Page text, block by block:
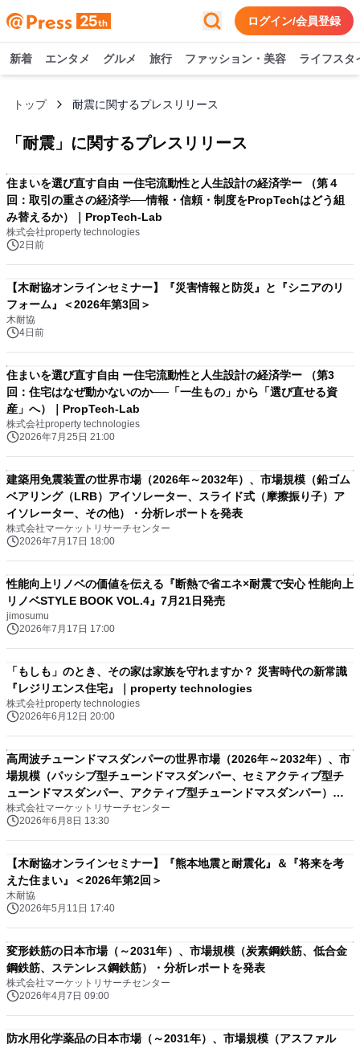
ログイン/会員登録
新着 エンタメ グルメ 旅行 ファッション・美容 ライフスタ
トップ 耐震に関するプレスリリース
「 耐震 」に関するプレスリリース
住まいを選び直す自由 ー住宅流動性と人生設計の経済学ー （第４
回：取引の重さの経済学──情報・信頼・制度をPropTechはどう組
み替えるか）｜PropTech-Lab
株式会社property technologies
2日前
【木耐協オンラインセミナー】『災害情報と防災』と『シニアのリ
フォーム』＜2026年第3回＞
木耐協
4日前
住まいを選び直す自由 ー住宅流動性と人生設計の経済学ー （第3
回：住宅はなぜ動かないのか──「一生もの」から「選び直せる資
産」へ）｜PropTech-Lab
株式会社property technologies
2026年7月25日 21:00
建築用免震装置の世界市場（2026年～2032年）、市場規模（鉛ゴム
ベアリング（LRB）アイソレーター、スライド式（摩擦振り子）ア
イソレーター、その他）・分析レポートを発表
株式会社マーケットリサーチセンター
2026年7月17日 18:00
性能向上リノベの価値を伝える『断熱で省エネ×耐震で安心 性能向上
リノベSTYLE BOOK VOL.4』7月21日発売
jimosumu
2026年7月17日 17:00
「もしも」のとき、その家は家族を守れますか？ 災害時代の新常識
『レジリエンス住宅』｜property technologies
株式会社property technologies
2026年6月12日 20:00
高周波チューンドマスダンパーの世界市場（2026年～2032年）、市
場規模（パッシブ型チューンドマスダンパー、セミアクティブ型チ
ューンドマスダンパー、アクティブ型チューンドマスダンパー）・
分析レポートを発表
株式会社マーケットリサーチセンター
2026年6月8日 13:30
【木耐協オンラインセミナー】『熊本地震と耐震化』＆『将来を考
えた住まい』＜2026年第2回＞
木耐協
2026年5月11日 17:40
変形鉄筋の日本市場（～2031年）、市場規模（炭素鋼鉄筋、低合金
鋼鉄筋、ステンレス鋼鉄筋）・分析レポートを発表
株式会社マーケットリサーチセンター
2026年4月7日 09:00
防水用化学薬品の日本市場（～2031年）、市場規模（アスファル